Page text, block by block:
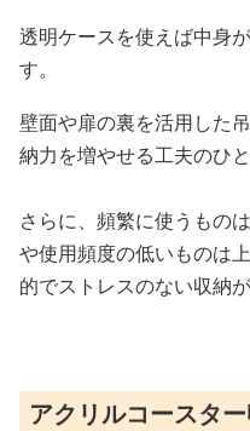
透明ケースを使えば中身
す。
壁面や扉の裏を活用した
納力を増やせる工夫のひと
さらに、頻繁に使うもの
や使用頻度の低いものは
的でストレスのない収納が
アクリルコースタ